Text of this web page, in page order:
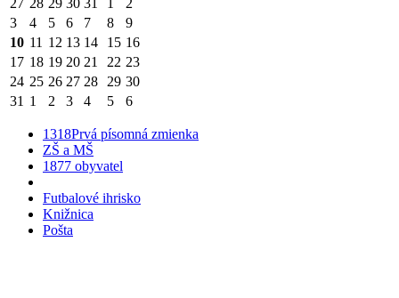
3
4 5 6 7 8
9
10 11 12 13 14 15 16
17 18 19 20 21 22 23
24 25 26 27 28 29 30
31 1 2 3 4 5 6
1318Prvá písomná zmienka
ZŠ a MŠ
1877 obyvatel
Futbalové ihrisko
Knižnica
Pošta